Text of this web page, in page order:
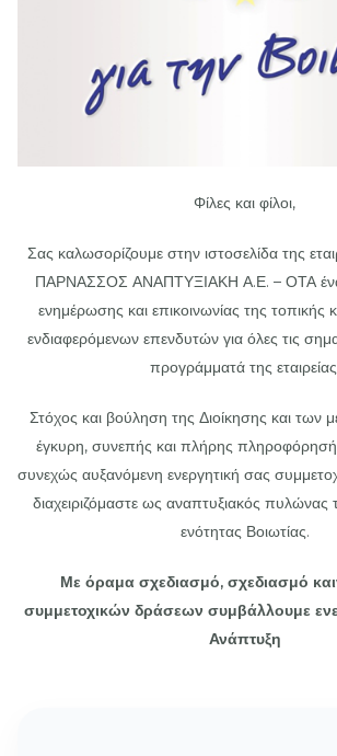
Φίλες και φίλοι,
Σας καλωσορίζουμε στην ιστοσελίδα της
ΠΑΡΝΑΣΣΟΣ ΑΝΑΠΤΥΞΙΑΚΗ Α.Ε. – ΟΤΑ
ενημέρωσης και επικοινωνίας της τοπικής
ενδιαφερόμενων επενδυτών για όλες τις
προγράμματά της
Στόχος και βούληση της Διοίκησης και των
έγκυρη, συνεπής και πλήρης
συνεχώς αυξανόμενη ενεργητική σας
διαχειριζόμαστε ως αναπτυξιακός πυλώνας
ενότητας Βοιωτίας.
Με όραμα σχεδιασμό, σχεδιασμό
συμμετοχικών δράσεων συμβάλλουμε
Ανάπτυξη